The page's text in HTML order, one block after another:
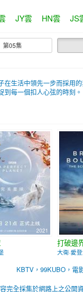
JY雲 HN雲 JS
第05集
在生活中領先一步而採用
每一個扣人心弦的時刻。
2021
大衛·愛
KBTV，99KUBO，電
完全採集於網路上之公開